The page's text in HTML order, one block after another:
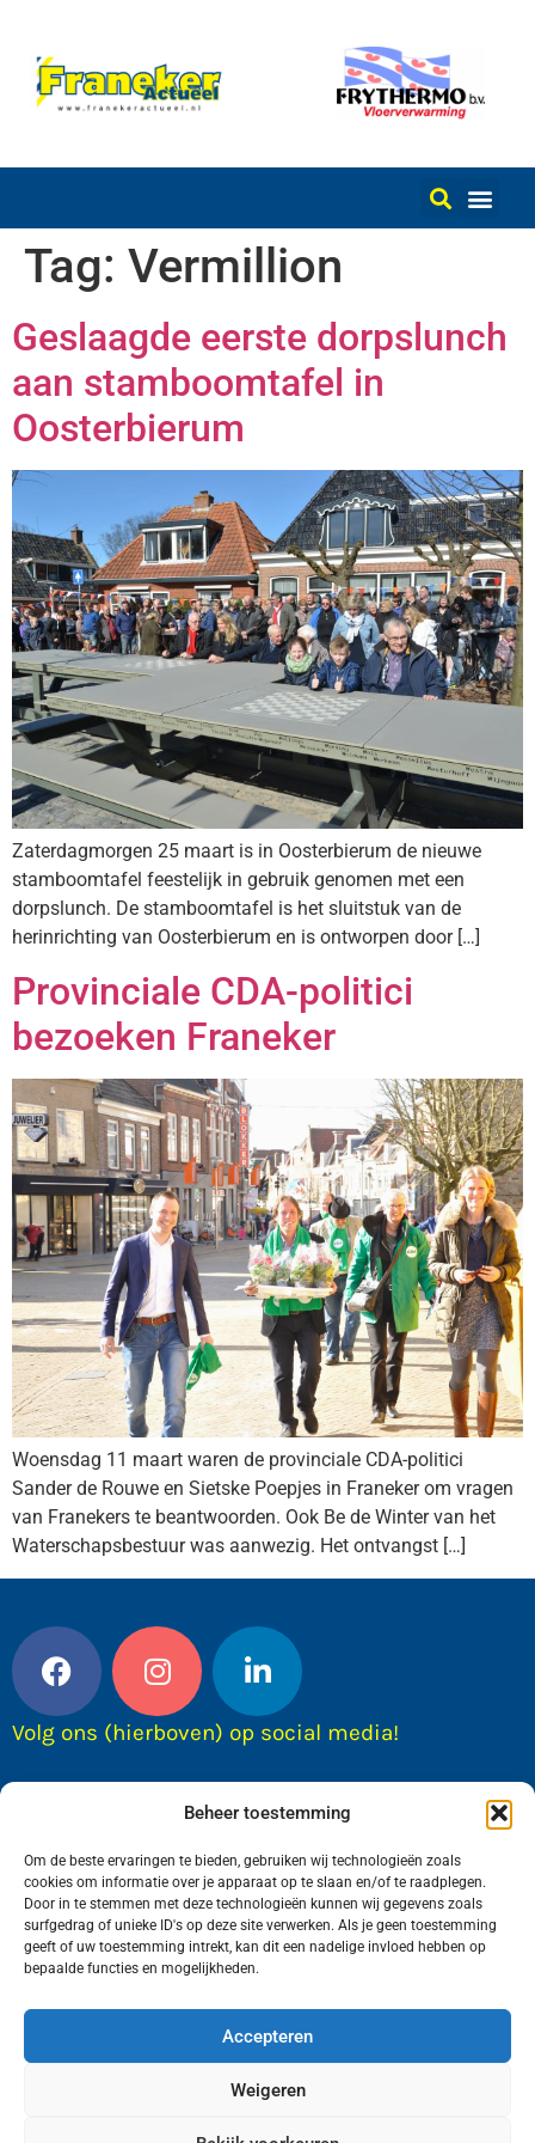
Beheer toestemming
Om de beste ervaringen te bieden, gebruiken wij technologieën zoals
cookies om informatie over je apparaat op te slaan en/of te raadplegen.
Door in te stemmen met deze technologieën kunnen wij gegevens zoals
surfgedrag of unieke ID's op deze site verwerken. Als je geen toestemming
geeft of uw toestemming intrekt, kan dit een nadelige invloed hebben op
bepaalde functies en mogelijkheden.
Accepteren
Weigeren
Tag: Vermillion
Geslaagde eerste dorpslunch
aan stamboomtafel in
Oosterbierum
Zaterdagmorgen 25 maart is in Oosterbierum de nieuwe
stamboomtafel feestelijk in gebruik genomen met een
dorpslunch. De stamboomtafel is het sluitstuk van de
herinrichting van Oosterbierum en is ontworpen door […]
Provinciale CDA-politici
bezoeken Franeker
Woensdag 11 maart waren de provinciale CDA-politici
Sander de Rouwe en Sietske Poepjes in Franeker om vragen
van Franekers te beantwoorden. Ook Be de Winter van het
Waterschapsbestuur was aanwezig. Het ontvangst […]
Volg ons (hierboven) op social media!
Wij van FranekerActueel.nl verzorgen het nieuws
in de Gemeente Waadhoeke. Met als hoofdplaats